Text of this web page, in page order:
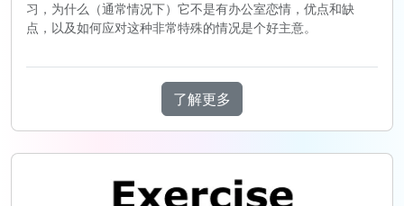
习，为什么（通常情况下）它不是有办公室恋情，优点和缺
点，以及如何应对这种非常特殊的情况是个好主意。
了解更多